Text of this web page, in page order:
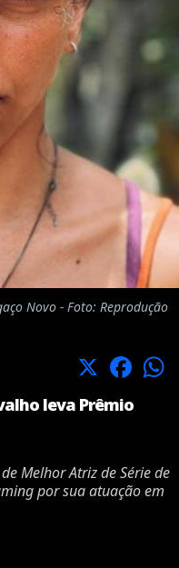
Novo - Foto: Reprodução
X Facebook
leva Prêmio
Melhor Atriz de Série de
por sua atuação em